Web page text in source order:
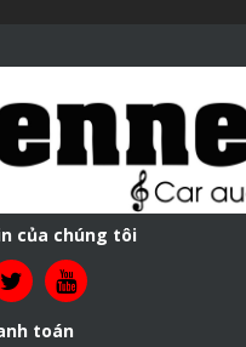
của chúng tôi
toán